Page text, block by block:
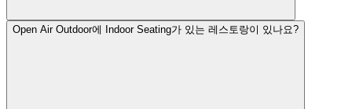
Open Air Outdoor에 Indoor Seating가 있는 레스토랑이 있나요?